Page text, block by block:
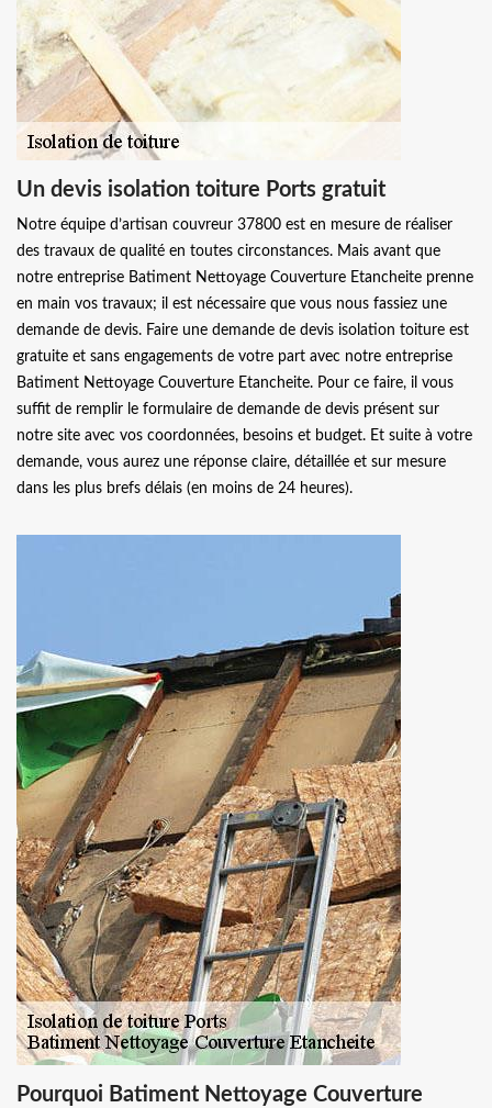
Un devis isolation toiture Ports gratuit
Notre équipe d’artisan couvreur 37800 est en mesure de réaliser
des travaux de qualité en toutes circonstances. Mais avant que
notre entreprise Batiment Nettoyage Couverture Etancheite prenne
en main vos travaux; il est nécessaire que vous nous fassiez une
demande de devis. Faire une demande de devis isolation toiture est
gratuite et sans engagements de votre part avec notre entreprise
Batiment Nettoyage Couverture Etancheite. Pour ce faire, il vous
suffit de remplir le formulaire de demande de devis présent sur
notre site avec vos coordonnées, besoins et budget. Et suite à votre
demande, vous aurez une réponse claire, détaillée et sur mesure
dans les plus brefs délais (en moins de 24 heures).
Pourquoi Batiment Nettoyage Couverture